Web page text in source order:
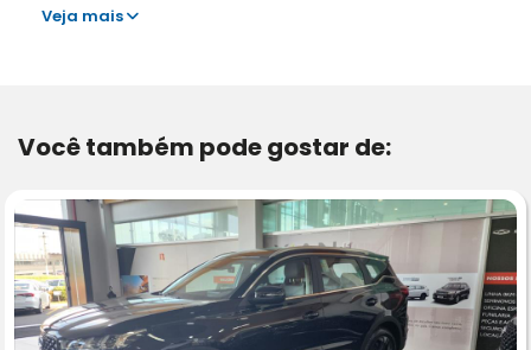
Veja mais
Você também pode gostar de: